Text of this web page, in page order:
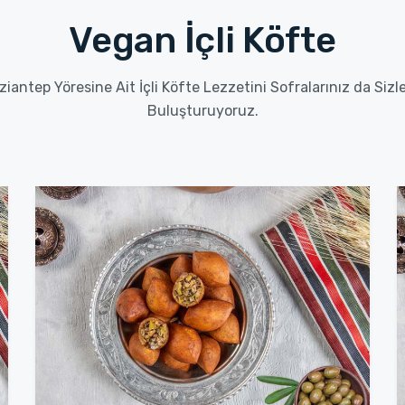
Vegan İçli Köfte
Yöresine Ait İçli Köfte Lezzetini Sofralarınız da
Buluşturuyoruz.